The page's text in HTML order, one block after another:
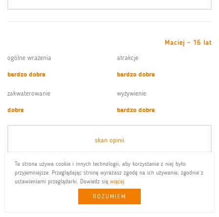
Ta strona używa cookie i innych technologii, aby korzystanie z niej było
przyjemniejsze. Przeglądając stronę wyrażasz zgodę na ich używanie, zgodnie z
ustawieniami przeglądarki. Dowiedz się więcej.
ROZUMIEM
Maciej - 16 lat
ogólne wrażenia
bardzo dobre
atrakcje
bardzo dobre
zakwaterowanie
dobre
wyżywienie
bardzo dobre
skan opinii
atrakcje